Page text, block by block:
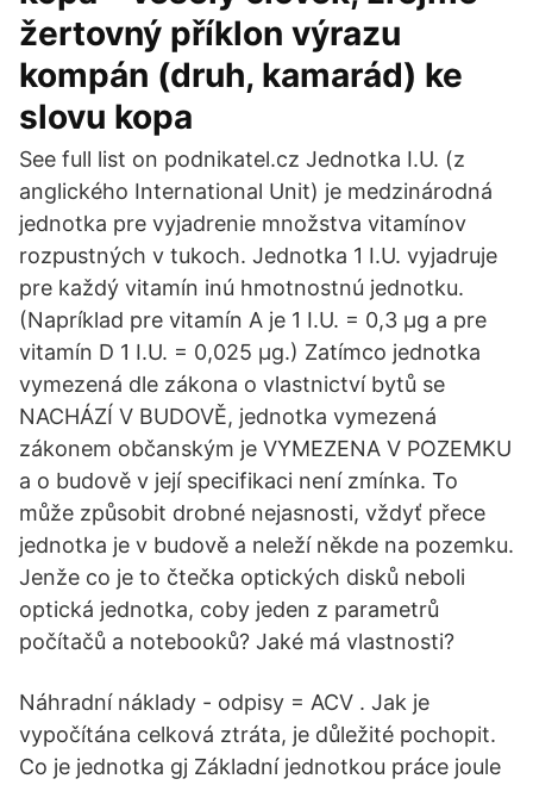
žertovný příklon výrazu
kompán (druh, kamarád) ke
slovu kopa
See full list on podnikatel.cz Jednotka I.U. (z
anglického International Unit) je medzinárodná
jednotka pre vyjadrenie množstva vitamínov
rozpustných v tukoch. Jednotka 1 I.U. vyjadruje
pre každý vitamín inú hmotnostnú jednotku.
(Napríklad pre vitamín A je 1 I.U. = 0,3 μg a pre
vitamín D 1 I.U. = 0,025 μg.) Zatímco jednotka
vymezená dle zákona o vlastnictví bytů se
NACHÁZÍ V BUDOVĚ, jednotka vymezená
zákonem občanským je VYMEZENA V POZEMKU
a o budově v její specifikaci není zmínka. To
může způsobit drobné nejasnosti, vždyť přece
jednotka je v budově a neleží někde na pozemku.
Jenže co je to čtečka optických disků neboli
optická jednotka, coby jeden z parametrů
počítačů a notebooků? Jaké má vlastnosti?
Náhradní náklady - odpisy = ACV . Jak je
vypočítána celková ztráta, je důležité pochopit.
Co je jednotka gj Základní jednotkou práce joule